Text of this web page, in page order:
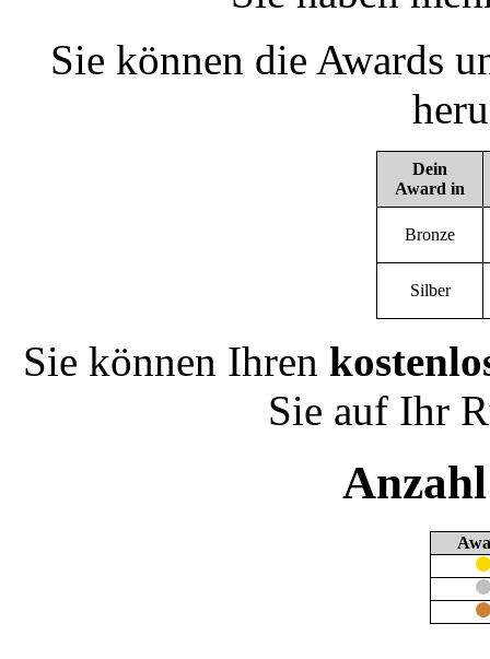
Sie können die Awards
Dein
Award in
Bronze
Silber
Sie können Ihren
Sie auf Ihr